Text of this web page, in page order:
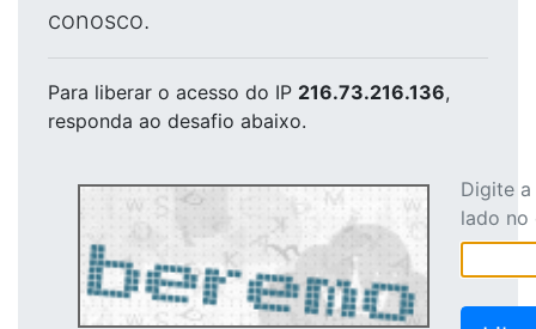
conosco.
Para liberar o acesso do IP 216.73.216.136,
responda ao desafio abaixo.
Digite
lado no